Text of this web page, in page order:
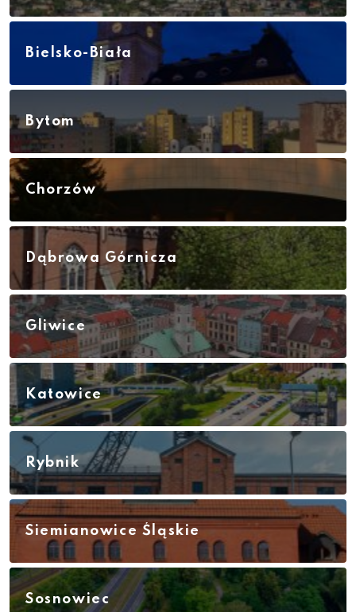
Bielsko-Biała
Bytom
Chorzów
Dąbrowa Górnicza
Gliwice
Katowice
Rybnik
Siemianowice Śląskie
Sosnowiec